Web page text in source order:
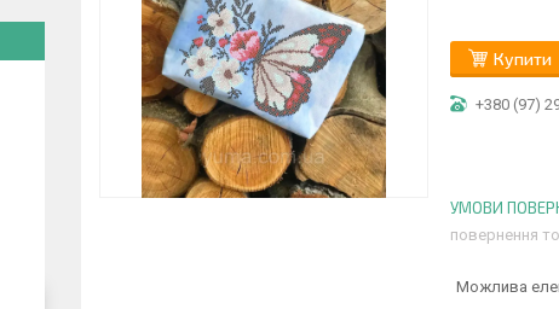
Купити
+380 (97)
повернення